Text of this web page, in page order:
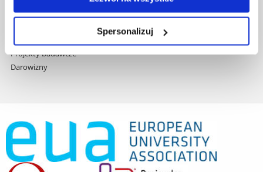
Spersonalizuj
Dane kontaktowe
Deklaracja dostępności cyfrowej
Projekty badawcze
Darowizny